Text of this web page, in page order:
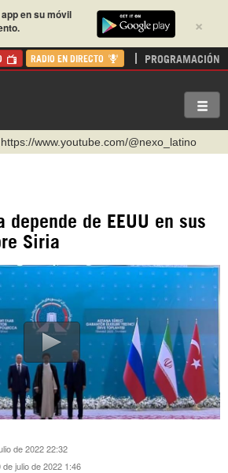
×
en su móvil
RADIO EN DIRECTO PROGRAMACIÓN
https://www.youtube.com/@nexo_latino
https://urmedium.com/c/hispantv
WhatsApp y Viber: +98 921 79 29 404
https://www.facebook.com/Nexolatino.Canal
depende de EEUU en sus
Siria
de 2022 22:32
julio de 2022 1:46